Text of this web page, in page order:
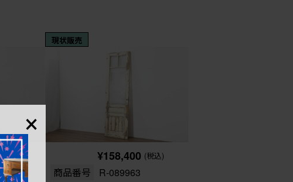
(税込)
現状販売
¥158,400 (税込)
商品番号 R-089963
×